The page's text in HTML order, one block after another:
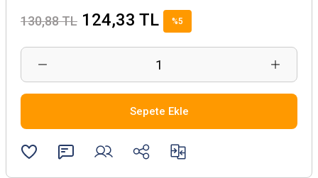
130,88 TL 124,33 TL %5
Sepete Ekle